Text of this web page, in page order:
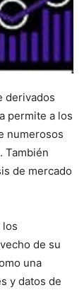
derivados
permite a los
numerosos
También
de mercado
los
de su
una
y datos de